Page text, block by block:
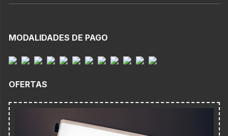
MODALIDADES DE PAGO
OFERTAS